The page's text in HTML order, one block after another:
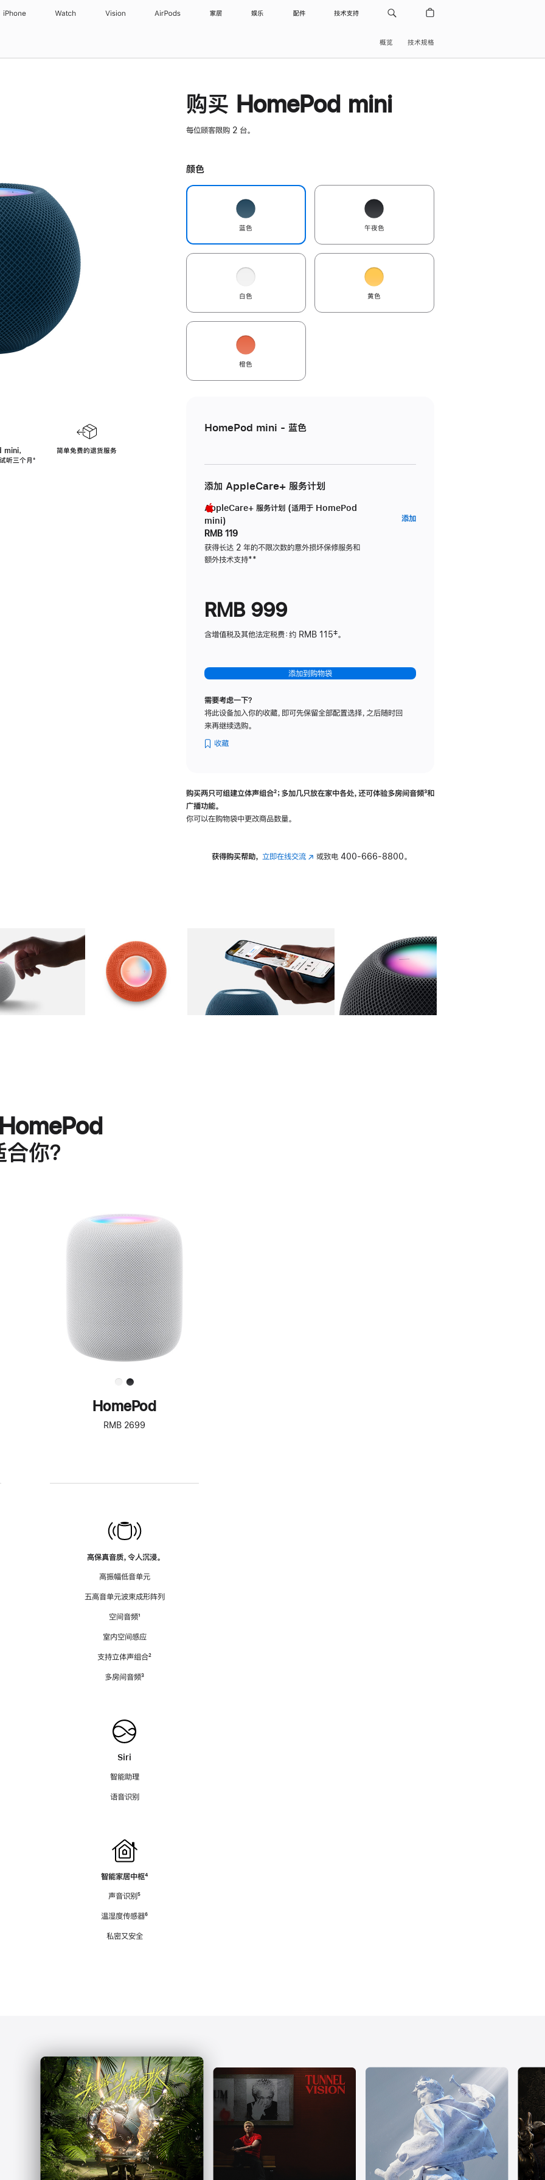
iPhone Watch Vision AirPods 家居 娱乐 配件 技术支持
概览 技术规格
，
听三个月脚
⁺
简单免费的退货服务
购买 HomePod mini
每位顾客限购 2 台。
颜色
蓝色 午夜色
白色 黄色
橙色
HomePod mini - 蓝色
添加 AppleCare+ 服务计划
AppleCare+ 服务计划 (适用于 HomePod
mini)
RMB 119
获得长达 2 年的不限次数的意外损坏保修服务和
额外技术支持脚
**
添加AppleCare+
RMB 999
含增值税及其他法定税费：约 RMB 115‡。
添加到购物袋
需要考虑一下？
将此设备加入你的收藏，即可先保留全部配置选择，之后随时回
来再继续选购。
收藏
购买两只可组建立体声组合脚
²；多加几只放在家中各处，还可体验多‍房‍间音频脚
³和
广播功能。
你可以在购物袋中更改商品数量。
获得购买帮助， 立即在线交流(在 或致电 400-666-8800。
图库 图像 图库 图像 图库 图像 4 图库 图像 5
你？
进
一
步
了
解
HomePod<
HomePod
RMB 2699
高保真音质，令人沉浸。
高振幅低音单元
五高音单元波束成形阵列
空间音频脚
¹
室内空间感应
支持立体声组合脚
²
多房间音频脚
³
Siri
智能助理
语音识别
智能家居中枢脚
⁴
声音识别脚
⁵
温湿度传感器脚
⁶
私密又安全